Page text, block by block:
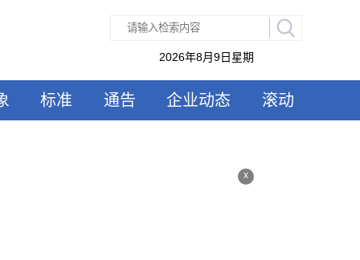
2026年8月9日星期
标准 通告 企业动态 滚动
x